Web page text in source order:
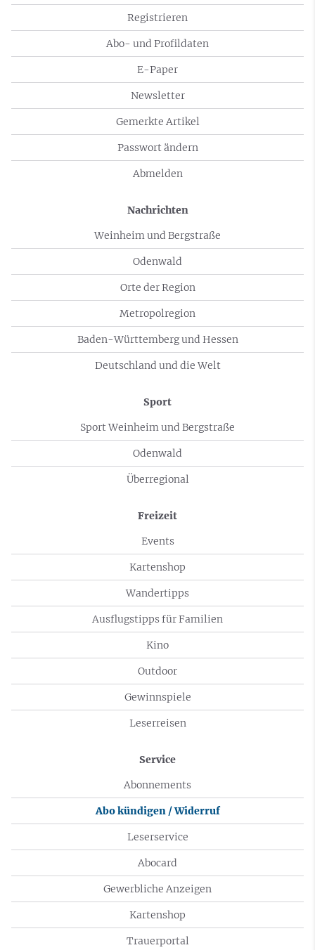
Registrieren
Abo- und Profildaten
E-Paper
Newsletter
Gemerkte Artikel
Passwort ändern
Abmelden
Nachrichten
Weinheim und Bergstraße
Odenwald
Orte der Region
Metropolregion
Baden-Württemberg und Hessen
Deutschland und die Welt
Sport
Sport Weinheim und Bergstraße
Odenwald
Überregional
Freizeit
Events
Kartenshop
Wandertipps
Ausflugstipps für Familien
Kino
Outdoor
Gewinnspiele
Leserreisen
Service
Abonnements
Abo kündigen / Widerruf
Leserservice
Abocard
Gewerbliche Anzeigen
Kartenshop
Trauerportal